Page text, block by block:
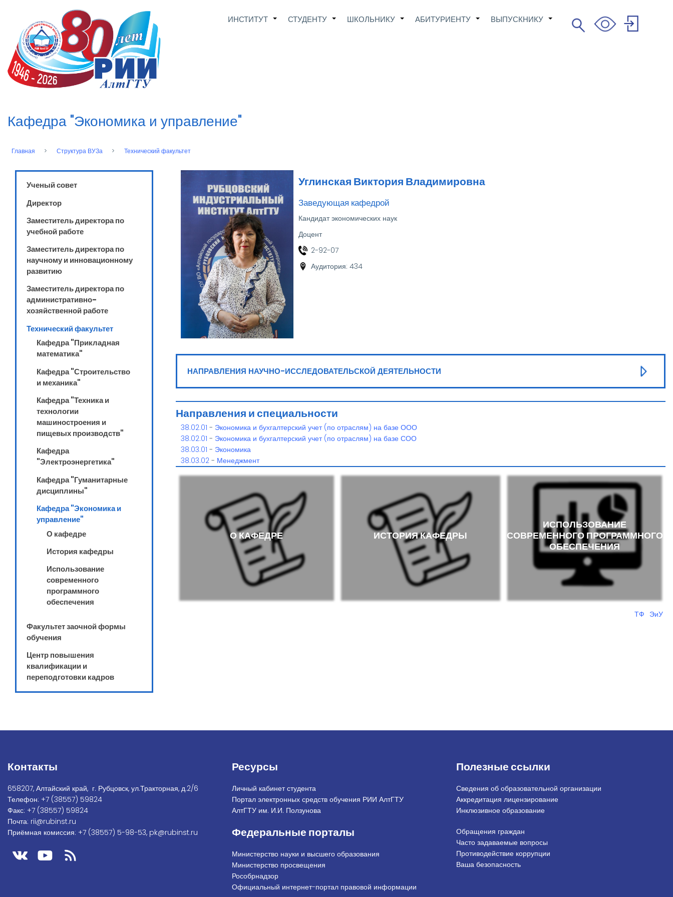
основному
содержанию
Main
+
ИНСТИТУТ +
СТУДЕНТУ +
ШКОЛЬНИКУ +
АБИТУРИЕНТУ +
ВЫПУСКНИКУ Search
Поиск
User
Кафедра "Экономика и управление"
Строка
Главная Структура ВУЗа Технический факультет
Ученый совет
Директор
Заместитель директора по
учебной работе
Заместитель директора по
научному и инновационному
развитию
Заместитель директора по
административно-
хозяйственной работе
Технический факультет
Кафедра "Прикладная
математика"
Кафедра "Строительство
и механика"
Кафедра "Техника и
технологии
машиностроения и
пищевых производств"
Кафедра
"Электроэнергетика"
Кафедра "Гуманитарные
дисциплины"
Кафедра "Экономика и
управление"
О кафедре
История кафедры
Использование
современного
программного
обеспечения
Факультет заочной формы
обучения
Центр повышения
квалификации и
переподготовки кадров
Углинская Виктория Владимировна
Заведующая кафедрой
Кандидат экономических наук
Доцент
2-92-07
Аудитория: 434
подразделения
НАПРАВЛЕНИЯ НАУЧНО-ИССЛЕДОВАТЕЛЬСКОЙ ДЕЯТЕЛЬНОСТИ
Направления и специальности
38.02.01 - Экономика и бухгалтерский учет (по отраслям) на базе ООО
38.02.01 - Экономика и бухгалтерский учет (по отраслям) на базе СОО
38.03.01 - Экономика
38.03.02 - Менеджмент
О КАФЕДРЕ ИСТОРИЯ КАФЕДРЫ
ИСПОЛЬЗОВАНИЕ
СОВРЕМЕННОГО ПРОГРАММНОГО
ОБЕСПЕЧЕНИЯ
ТФ ЭиУ
Контакты
658207, Алтайский край, г. Рубцовск, ул.Тракторная, д.2/6
Телефон: +7 (38557) 59824
Факс: +7 (38557) 59824
Почта: rii@rubinst.ru
Приёмная комиссия: +7 (38557) 5-98-53, pk@rubinst.ru
Ресурсы
Личный кабинет студента
Портал электронных средств обучения РИИ АлтГТУ
АлтГТУ им. И.И. Ползунова
Федеральные порталы
Министерство науки и высшего образования
Министерство просвещения
Рособрнадзор
Официальный интернет-портал правовой информации
Полезные ссылки
Сведения об образовательной организации
Аккредитация лицензирование
Инклюзивное образование
Подвал_право
Обращения граждан
Часто задаваемые вопросы
Противодействие коррупции
Ваша безопасность